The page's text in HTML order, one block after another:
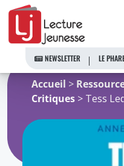
Aller
contenu
NEWSLETTER LE
Accueil >
Critiques > Tess